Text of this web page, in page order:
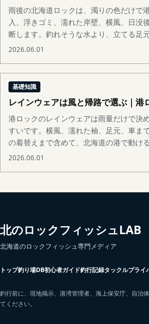
雨後の北海道ロックは、濁りの色だけで
入、浮きゴミ、濡れた岸壁、横風、日没
断します。釣れそうな水より、立てる足
2026.06.01
基礎知識
レインウェアは風と帰路で選ぶ｜港
港ロックのレインウェアは雨量だけで決
すいです。横風、濡れた袖、足元、車ま
の着替えまで含めて、北海道の港で動け
2026.06.01
北のロックフィッシュLAB
北海道のロックフィッシュ専門メディア
トップ釣り場DB初心者ガイド釣行記録タックルプライ
釣行前に、現地掲示、港湾管理者、海上保安庁、自治
てください。